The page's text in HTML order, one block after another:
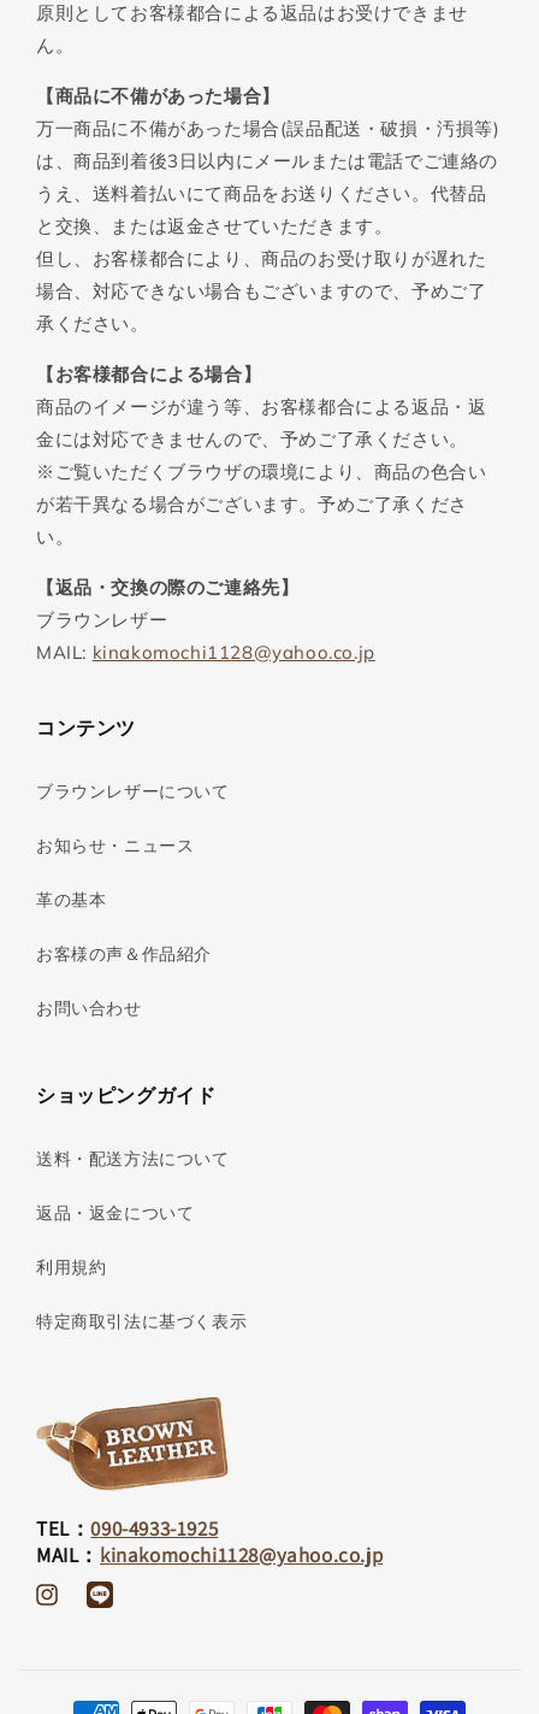
原則としてお客様都合による返品はお受けできませ
ん。
【商品に不備があった場合】
万一商品に不備があった場合(誤品配送・破損・汚損等)
は、商品到着後3日以内にメールまたは電話でご連絡の
うえ、送料着払いにて商品をお送りください。代替品
と交換、または返金させていただきます。
但し、お客様都合により、商品のお受け取りが遅れた
場合、対応できない場合もございますので、予めご了
承ください。
【お客様都合による場合】
商品のイメージが違う等、お客様都合による返品・返
金には対応できませんので、予めご了承ください。
※ご覧いただくブラウザの環境により、商品の色合い
が若干異なる場合がございます。予めご了承くださ
い。
【返品・交換の際のご連絡先】
ブラウンレザー
MAIL: kinakomochi1128@yahoo.co.jp
コンテンツ
ブラウンレザーについて
お知らせ・ニュース
革の基本
お客様の声＆作品紹介
お問い合わせ
ショッピングガイド
送料・配送方法について
返品・返金について
利用規約
特定商取引法に基づく表示
TEL：090-4933-1925
MAIL： kinakomochi1128@yahoo.co.jp
InstagramTranslation
決